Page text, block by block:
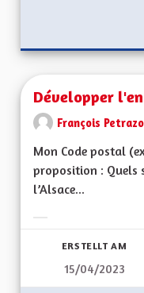
Développer
François
Mon Code postal
proposition : Quels
l’Alsace...
ERSTELLT AM
15/04/2023